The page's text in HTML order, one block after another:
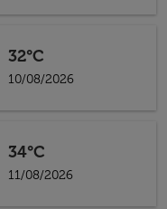
32°C
10/08/2026
34°C
11/08/2026